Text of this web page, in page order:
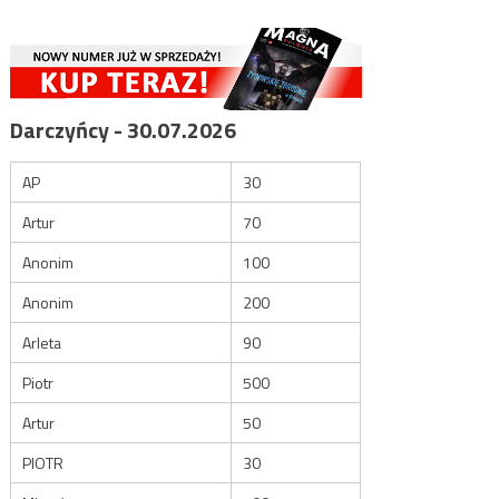
Darczyńcy - 30.07.2026
AP
30
Artur
70
Anonim
100
Anonim
200
Arleta
90
Piotr
500
Artur
50
PIOTR
30